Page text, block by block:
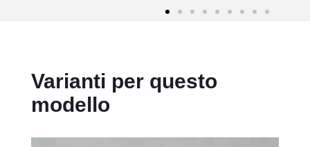
Varianti per questo
modello